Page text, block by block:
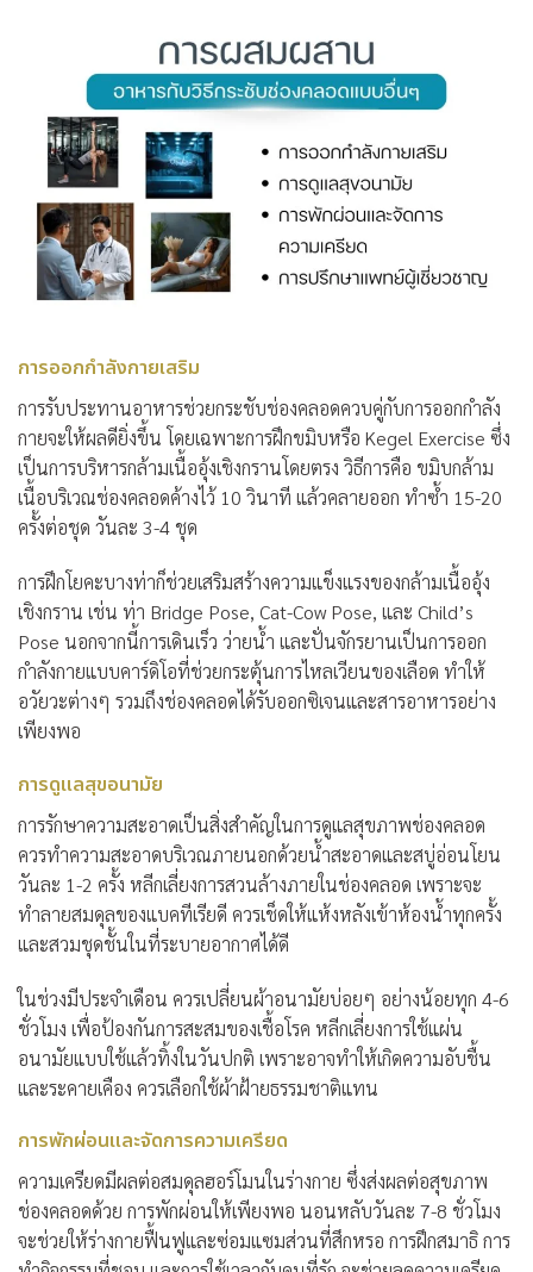
การออกกำลังกายเสริม
การรับประทานอาหารช่วยกระชับช่องคลอดควบคู่กับการออกกำลัง
กายจะให้ผลดียิ่งขึ้น โดยเฉพาะการฝึกขมิบหรือ Kegel Exercise ซึ่ง
เป็นการบริหารกล้ามเนื้ออุ้งเชิงกรานโดยตรง วิธีการคือ ขมิบกล้าม
เนื้อบริเวณช่องคลอดค้างไว้ 10 วินาที แล้วคลายออก ทำซ้ำ 15-20
ครั้งต่อชุด วันละ 3-4 ชุด
การฝึกโยคะบางท่าก็ช่วยเสริมสร้างความแข็งแรงของกล้ามเนื้ออุ้ง
เชิงกราน เช่น ท่า Bridge Pose, Cat-Cow Pose, และ Child’s
Pose นอกจากนี้การเดินเร็ว ว่ายน้ำ และปั่นจักรยานเป็นการออก
กำลังกายแบบคาร์ดิโอที่ช่วยกระตุ้นการไหลเวียนของเลือด ทำให้
อวัยวะต่างๆ รวมถึงช่องคลอดได้รับออกซิเจนและสารอาหารอย่าง
เพียงพอ
การดูแลสุขอนามัย
การรักษาความสะอาดเป็นสิ่งสำคัญในการดูแลสุขภาพช่องคลอด
ควรทำความสะอาดบริเวณภายนอกด้วยน้ำสะอาดและสบู่อ่อนโยน
วันละ 1-2 ครั้ง หลีกเลี่ยงการสวนล้างภายในช่องคลอด เพราะจะ
ทำลายสมดุลของแบคทีเรียดี ควรเช็ดให้แห้งหลังเข้าห้องน้ำทุกครั้ง
และสวมชุดชั้นในที่ระบายอากาศได้ดี
ในช่วงมีประจำเดือน ควรเปลี่ยนผ้าอนามัยบ่อยๆ อย่างน้อยทุก 4-6
ชั่วโมง เพื่อป้องกันการสะสมของเชื้อโรค หลีกเลี่ยงการใช้แผ่น
อนามัยแบบใช้แล้วทิ้งในวันปกติ เพราะอาจทำให้เกิดความอับชื้น
และระคายเคือง ควรเลือกใช้ผ้าฝ้ายธรรมชาติแทน
การพักผ่อนและจัดการความเครียด
ความเครียดมีผลต่อสมดุลฮอร์โมนในร่างกาย ซึ่งส่งผลต่อสุขภาพ
ช่องคลอดด้วย การพักผ่อนให้เพียงพอ นอนหลับวันละ 7-8 ชั่วโมง
จะช่วยให้ร่างกายฟื้นฟูและซ่อมแซมส่วนที่สึกหรอ การฝึกสมาธิ การ